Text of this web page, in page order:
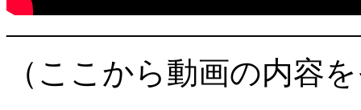
（ここから動画の内容